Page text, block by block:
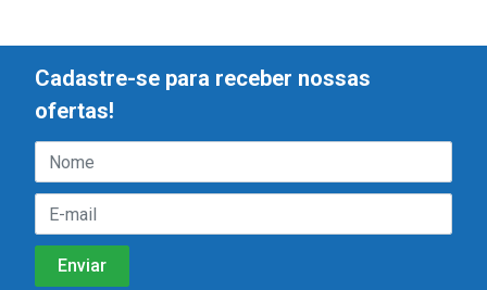
Cadastre-se para receber nossas
ofertas!